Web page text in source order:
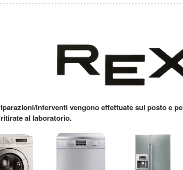
interventi vengono effettuate sul posto e
al laboratorio.